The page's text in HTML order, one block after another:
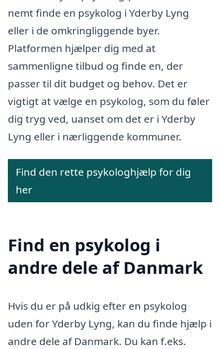
nemt finde en psykolog i Yderby Lyng
eller i de omkringliggende byer.
Platformen hjælper dig med at
sammenligne tilbud og finde en, der
passer til dit budget og behov. Det er
vigtigt at vælge en psykolog, som du føler
dig tryg ved, uanset om det er i Yderby
Lyng eller i nærliggende kommuner.
Find den rette psykologhjælp for dig
her
Find en psykolog i
andre dele af Danmark
Hvis du er på udkig efter en psykolog
uden for Yderby Lyng, kan du finde hjælp i
andre dele af Danmark. Du kan f.eks.